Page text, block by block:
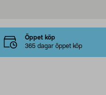
Öppet köp
365 dagar öppet köp